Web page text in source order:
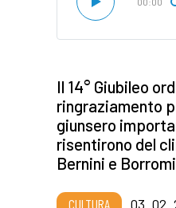
Il 14° Giubileo
ringraziamento
giunsero
risentirono del
Bernini e
CULTURA